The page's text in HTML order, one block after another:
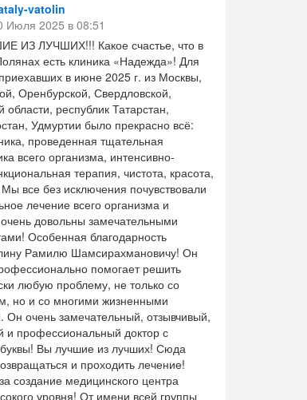
vatolin
Июля 2025 в 08:51
ИЗ ЛУЧШИХ!!! Какое счастье, что в
есть клиника «Надежда»! Для
в июне 2025 г. из Москвы,
Оренбурской, Свердловской,
области, республик Татарстан,
Удмуртии было прекрасно всё:
проведенная тщательная
всего организма, интенсивно-
терапия, чистота, красота,
Мы все без исключения почувствовали
лечение всего организма и
довольны замечательными
Особенная благодарность
Рамилю Шамсирахмановичу! Он
помогает решить
любую проблему, не только со
но и со многими жизненными
Он очень замечательный, отзывчивый,
и профессиональный доктор с
Вы лучшие из лучших! Сюда
и проходить лечение!
создание медицинского центра
уровня! От имени всей группы